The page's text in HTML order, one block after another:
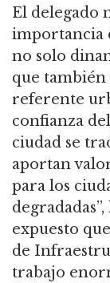
El delegado
importancia
no solo
que
referente
confianza
ciudad se
aportan
para los
expuesto
de
trabajo